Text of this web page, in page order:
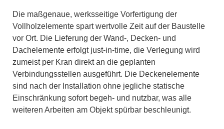
Die maßgenaue, werksseitige Vorfertigung der
Vollholzelemente spart wertvolle Zeit auf der Baustelle
vor Ort. Die Lieferung der Wand-, Decken- und
Dachelemente erfolgt just-in-time, die Verlegung wird
zumeist per Kran direkt an die geplanten
Verbindungsstellen ausgeführt. Die Deckenelemente
sind nach der Installation ohne jegliche statische
Einschränkung sofort begeh- und nutzbar, was alle
weiteren Arbeiten am Objekt spürbar beschleunigt.